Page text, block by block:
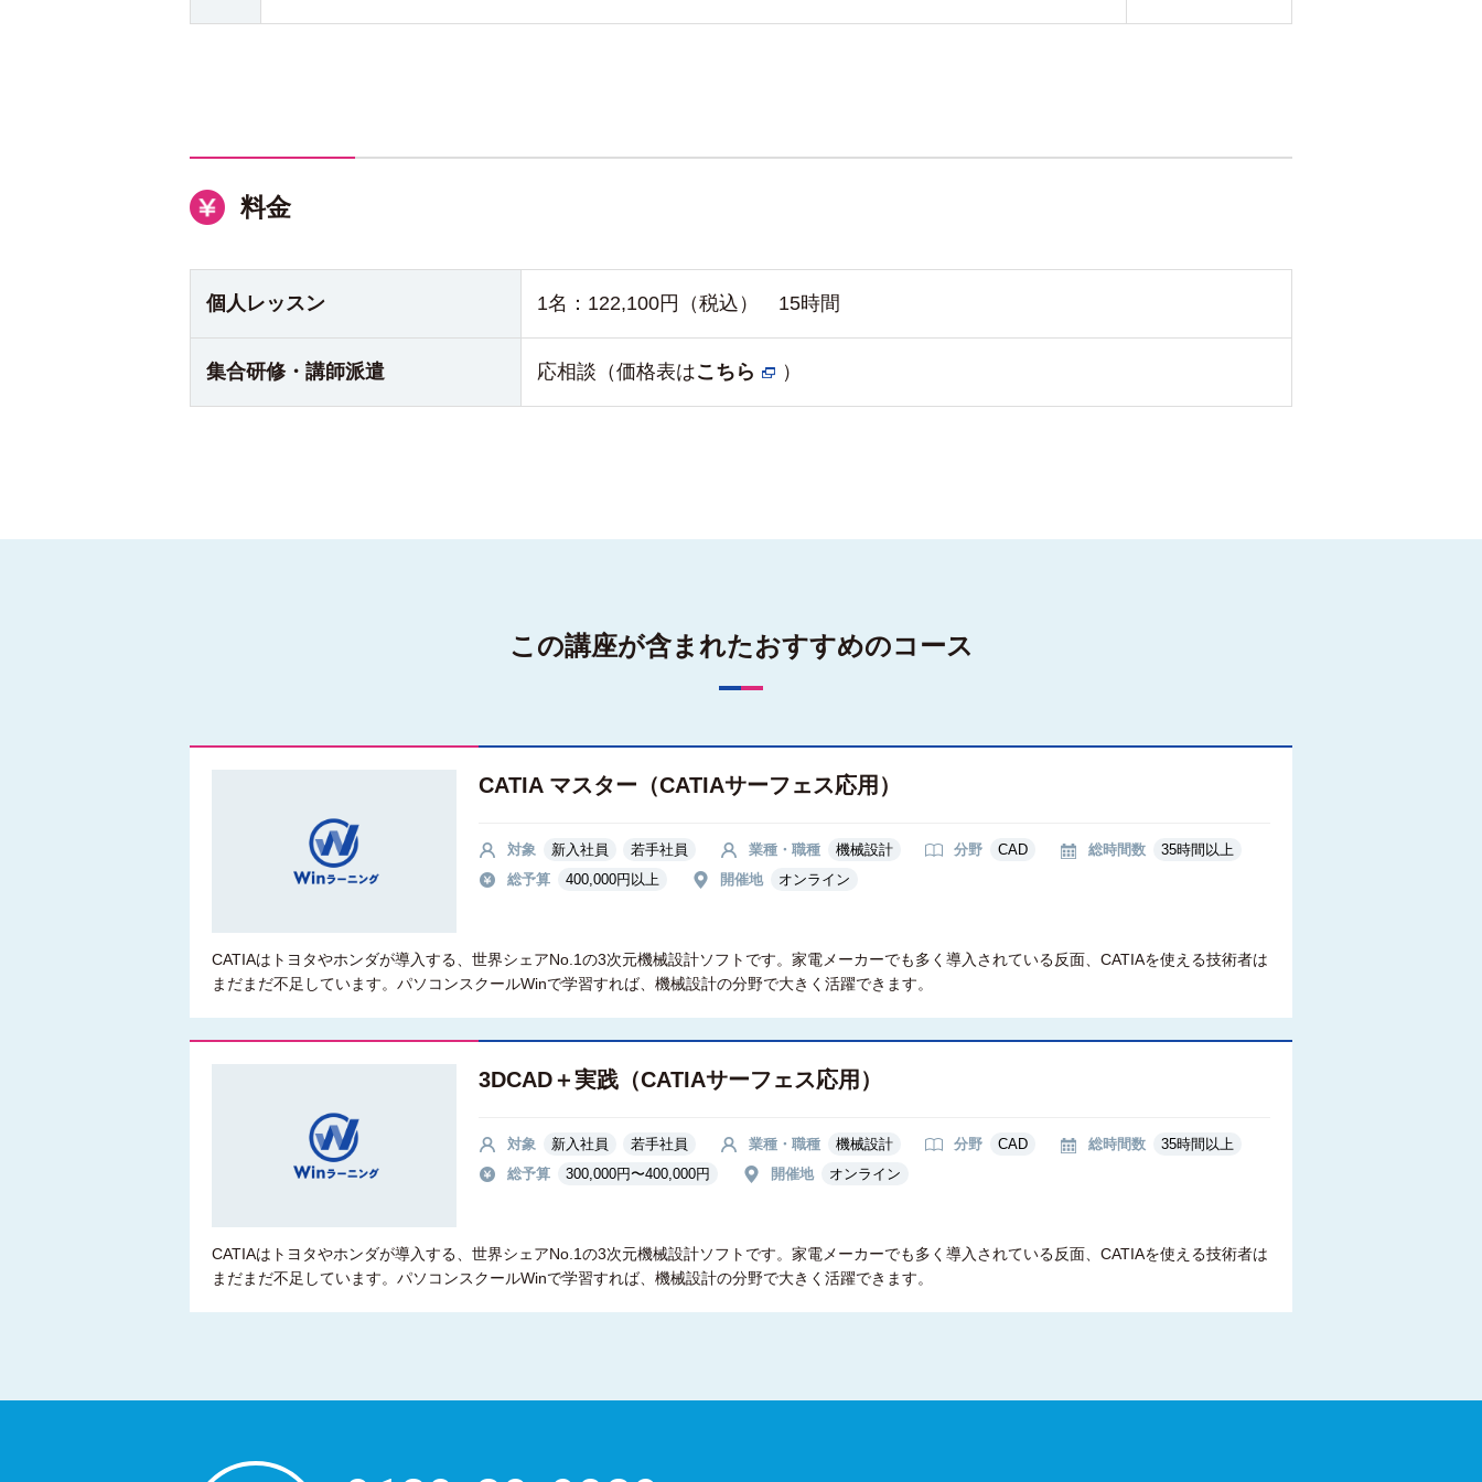
料金
個人レッスン 1名： 122,100円（税込） 15時間
集合研修・ 講師派遣 応相談（価格表はこちら ）
この講座が含まれたおすすめのコース
CATIA マスター（CATIAサーフェス応用）
対象 新入社員 若手社員 業種・職種 機械設計 分野 CAD 総時間数
35時間以上
総予算
400,000円以上 開催地 オンライン
CATIAはトヨタやホンダが導入する、世界シェアNo.1の3次元機械設計ソフトです。家電メーカーでも多く導入されている反面、CATIAを使える技術者は
まだまだ不足しています。パソコンスクールWinで学習すれば、機械設計の分野で大きく活躍できます。
3DCAD＋実践（CATIAサーフェス応用）
対象 新入社員 若手社員 業種・職種 機械設計 分野 CAD 総時間数
35時間以上
総予算
300,000円〜400,000円 開催地 オンライン
CATIAはトヨタやホンダが導入する、世界シェアNo.1の3次元機械設計ソフトです。家電メーカーでも多く導入されている反面、CATIAを使える技術者は
まだまだ不足しています。パソコンスクールWinで学習すれば、機械設計の分野で大きく活躍できます。